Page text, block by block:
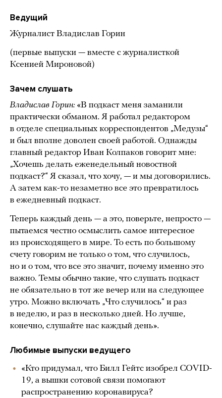
Ведущий
Журналист Владислав Горин
(первые выпуски — вместе с журналисткой
Ксенией Мироновой)
Зачем слушать
Владислав Горин: «В подкаст меня заманили
практически обманом. Я работал редактором
в отделе специальных корреспондентов „Медузы“
и был вполне доволен своей работой. Однажды
главный редактор Иван Колпаков говорит мне:
„Хочешь делать еженедельный новостной
подкаст?“ Я сказал, что хочу, — и мы договорились.
А затем как-то незаметно все это превратилось
в ежедневный подкаст.
Теперь каждый день — а это, поверьте, непросто —
пытаемся честно осмыслить самое интересное
из происходящего в мире. То есть по большому
счету говорим не только о том, что случилось,
но и о том, что все это значит, почему именно это
важно. Темы обычно такие, что слушать подкаст
не обязательно в тот же вечер или на следующее
утро. Можно включать „Что случилось“ и раз
в неделю, и раз в несколько дней. Но лучше,
конечно, слушайте нас каждый день».
Любимые выпуски ведущего
«Кто придумал, что Билл Гейтс изобрел COVID-
19, а вышки сотовой связи помогают
распространению коронавируса?